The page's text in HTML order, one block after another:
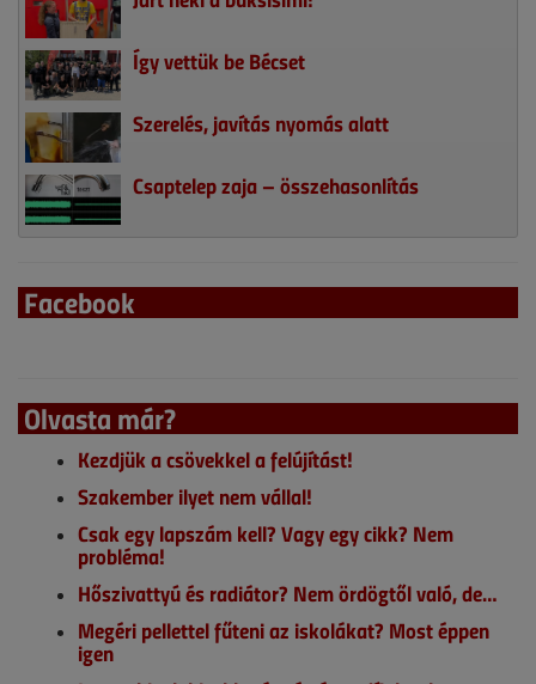
Így vettük be Bécset
Szerelés, javítás nyomás alatt
Csaptelep zaja – összehasonlítás
Facebook
Olvasta már?
Kezdjük a csövekkel a felújítást!
Szakember ilyet nem vállal!
Csak egy lapszám kell? Vagy egy cikk? Nem
probléma!
Hőszivattyú és radiátor? Nem ördögtől való, de…
Megéri pellettel fűteni az iskolákat? Most éppen
igen